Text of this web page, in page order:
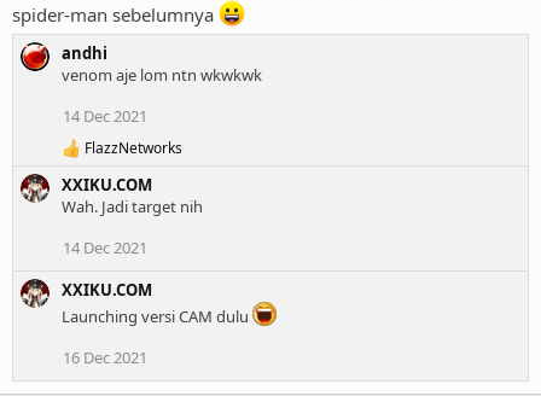
spider-man sebelumnya
andhi
venom aje lom ntn wkwkwk
14 Dec 2021
R
e
a
c
n
s
:
FlazzNetworks
XXIKU.COM
Wah. Jadi target nih
14 Dec 2021
XXIKU.COM
Launching versi CAM dulu
16 Dec 2021